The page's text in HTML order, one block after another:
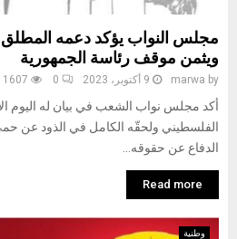
مجلس النواب يؤكد دعمه المطلق
ويثمن موقف رئاسة الجمهورية
by
marwa 9 أكتوبر، 2023 0
1607
أكد مجلس نواب الشعب في بيان له اليوم
الفلسطيني ولحقّه الكامل في الذود عن
الدفاع عن حقوقه...
Read more
وطنية